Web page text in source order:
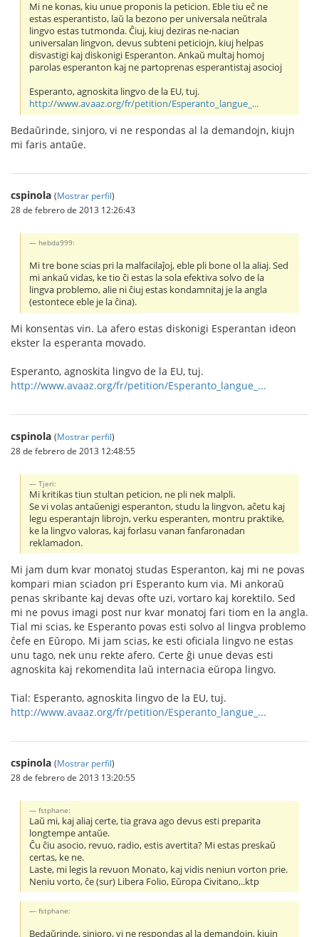
Mi ne konas, kiu unue proponis la peticion. Eble tiu eĉ ne
estas esperantisto, laŭ la bezono per universala neŭtrala
lingvo estas tutmonda. Ĉiuj, kiuj deziras ne-nacian
universalan lingvon, devus subteni peticiojn, kiuj helpas
disvastigi kaj diskonigi Esperanton. Ankaŭ multaj homoj
parolas esperanton kaj ne partoprenas esperantistaj asocioj
Esperanto, agnoskita lingvo de la EU, tuj.
http://www.avaaz.org/fr/petition/Esperanto_langue_...
Bedaŭrinde, sinjoro, vi ne respondas al la demandojn, kiujn
mi faris antaŭe.
cspinola (Mostrar perfil)
28 de febrero de 2013 12:26:43
hebda999:
Mi tre bone scias pri la malfacilaĵoj, eble pli bone ol la aliaj. Sed
mi ankaŭ vidas, ke tio ĉi estas la sola efektiva solvo de la
lingva problemo, alie ni ĉiuj estas kondamnitaj je la angla
(estontece eble je la ĉina).
Mi konsentas vin. La afero estas diskonigi Esperantan ideon
ekster la esperanta movado.
Esperanto, agnoskita lingvo de la EU, tuj.
http://www.avaaz.org/fr/petition/Esperanto_langue_...
cspinola (Mostrar perfil)
28 de febrero de 2013 12:48:55
Tjeri:
Mi kritikas tiun stultan peticion, ne pli nek malpli.
Se vi volas antaŭenigi esperanton, studu la lingvon, aĉetu kaj
legu esperantajn librojn, verku esperanten, montru praktike,
ke la lingvo valoras, kaj forlasu vanan fanfaronadan
reklamadon.
Mi jam dum kvar monatoj studas Esperanton, kaj mi ne povas
kompari mian sciadon pri Esperanto kum via. Mi ankoraŭ
penas skribante kaj devas ofte uzi, vortaro kaj korektilo. Sed
mi ne povus imagi post nur kvar monatoj fari tiom en la angla.
Tial mi scias, ke Esperanto povas esti solvo al lingva problemo
ĉefe en Eŭropo. Mi jam scias, ke esti oficiala lingvo ne estas
unu tago, nek unu rekte afero. Certe ĝi unue devas esti
agnoskita kaj rekomendita laŭ internacia eŭropa lingvo.
Tial: Esperanto, agnoskita lingvo de la EU, tuj.
http://www.avaaz.org/fr/petition/Esperanto_langue_...
cspinola (Mostrar perfil)
28 de febrero de 2013 13:20:55
fstphane:
Laŭ mi, kaj aliaj certe, tia grava ago devus esti preparita
longtempe antaŭe.
Ĉu ĉiu asocio, revuo, radio, estis avertita? Mi estas preskaŭ
certas, ke ne.
Laste, mi legis la revuon Monato, kaj vidis neniun vorton prie.
Neniu vorto, ĉe (sur) Libera Folio, Eŭropa Civitano,..ktp
fstphane:
Bedaŭrinde, sinjoro, vi ne respondas al la demandojn, kiujn